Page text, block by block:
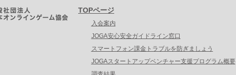
TOPページ
入会案内
JOGA安心安全ガイドライン窓口
スマートフォン課金トラブルを防ぎましょう
JOGAスタートアップベンチャー支援プログラム概要